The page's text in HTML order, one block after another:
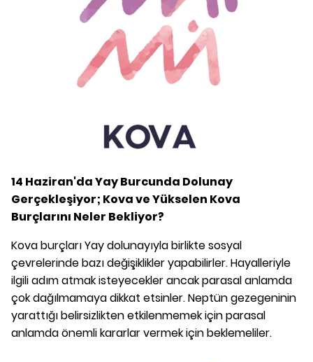
14 Haziran'da Yay Burcunda Dolunay
Gerçekleşiyor; Kova ve Yükselen Kova
Burçlarını Neler Bekliyor?
Kova burçları Yay dolunayıyla birlikte sosyal
çevrelerinde bazı değişiklikler yapabilirler. Hayalleriyle
ilgili adım atmak isteyecekler ancak parasal anlamda
çok dağılmamaya dikkat etsinler. Neptün gezegeninin
yarattığı belirsizlikten etkilenmemek için parasal
anlamda önemli kararlar vermek için beklemeliler.